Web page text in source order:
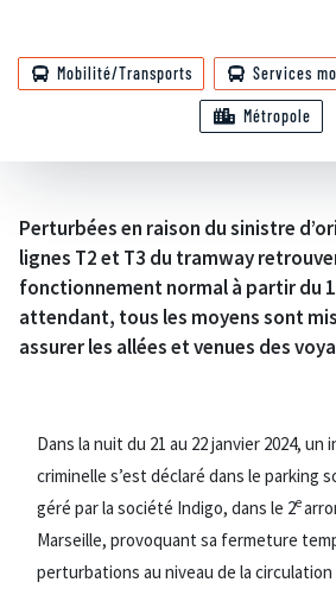
Mobilité/Transports Services
Métropole
Perturbées en raison du sinistre
lignes T2 et T3 du tramway
fonctionnement normal à partir du
attendant, tous les moyens sont
assurer les allées et venues des
Dans la nuit du 21 au 22 janvier 2024, un
criminelle s’est déclaré dans le parking
géré par la société Indigo, dans le 2e
Marseille, provoquant sa fermeture
perturbations au niveau de la